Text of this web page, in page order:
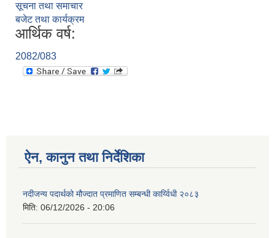
सूचना तथा समाचार
बजेट तथा कार्यक्रम
आर्थिक वर्ष:
2082/083
ऐन, कानुन तथा निर्देशिका
नदीजन्य पदार्थको मौज्दात प्रमाणित सम्बन्धी कार्य्विधी २०८३
मिति: 06/12/2026 - 20:06